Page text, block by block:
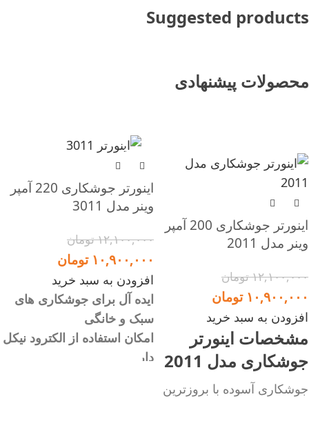
Suggested products
محصولات پیشنهادی
-10%
اینورتر جوشکاری 200 آمپر
وینر مدل 2011
۱۲,۱۰۰,۰۰۰تومان
۱۰,۹۰۰,۰۰۰ تومان
افزودن به سبد خرید
مشخصات اینورتر
جوشکاری مدل 2011
جوشکاری آسوده با بروزترین
اینورتر جوشکاری 220 آمپر
وینر مدل 3011
۱۲,۱۰۰,۰۰۰تومان
۱۰,۹۰۰,۰۰۰ تومان
افزودن به سبد خرید
ایده آل برای جوشکاری های
سبک و خانگی
امکان استفاده از الکترود نیکل
دار